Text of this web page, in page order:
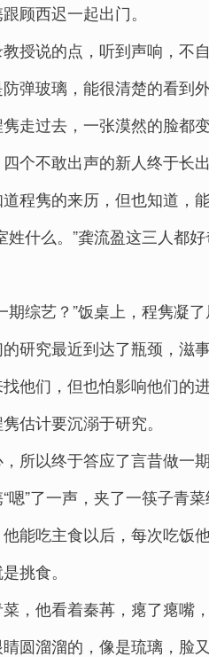
顾西迟一起出门。
授说的点，听到声响，不
弹玻璃，能很清楚的看到
走过去，一张漠然的脸都
个不敢出声的新人终于长
程隽的来历，但也知道，
姓什么。”龚流盈这三人都
综艺？”饭桌上，程隽凝了
研究最近到达了瓶颈，滋
他们，但也怕影响他们的
估计要沉溺于研究。
所以终于答应了言昔做一期
嗯”了一声，夹了一筷子青
能吃主食以后，每次吃饭
挑食。
，他看着秦苒，瘪了瘪嘴
圆溜溜的，像是琉璃，脸